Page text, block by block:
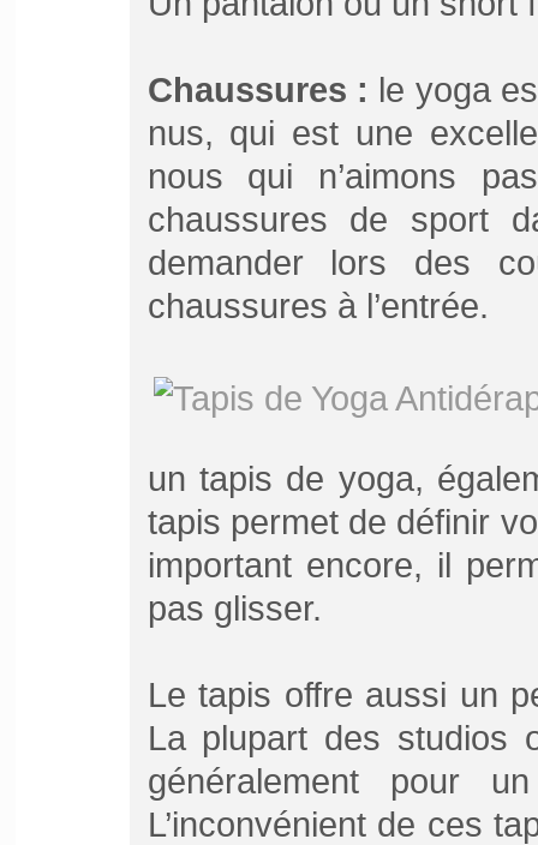
Chaussures : le yoga
nus, qui est une
nous qui n’aimons
chaussures de sport
demander lors des
chaussures à l’entrée.
un tapis de yoga,
tapis permet de définir
important encore, il
pas glisser.
Le tapis offre aussi un
La plupart des studios
généralement pour
L’inconvénient de ces